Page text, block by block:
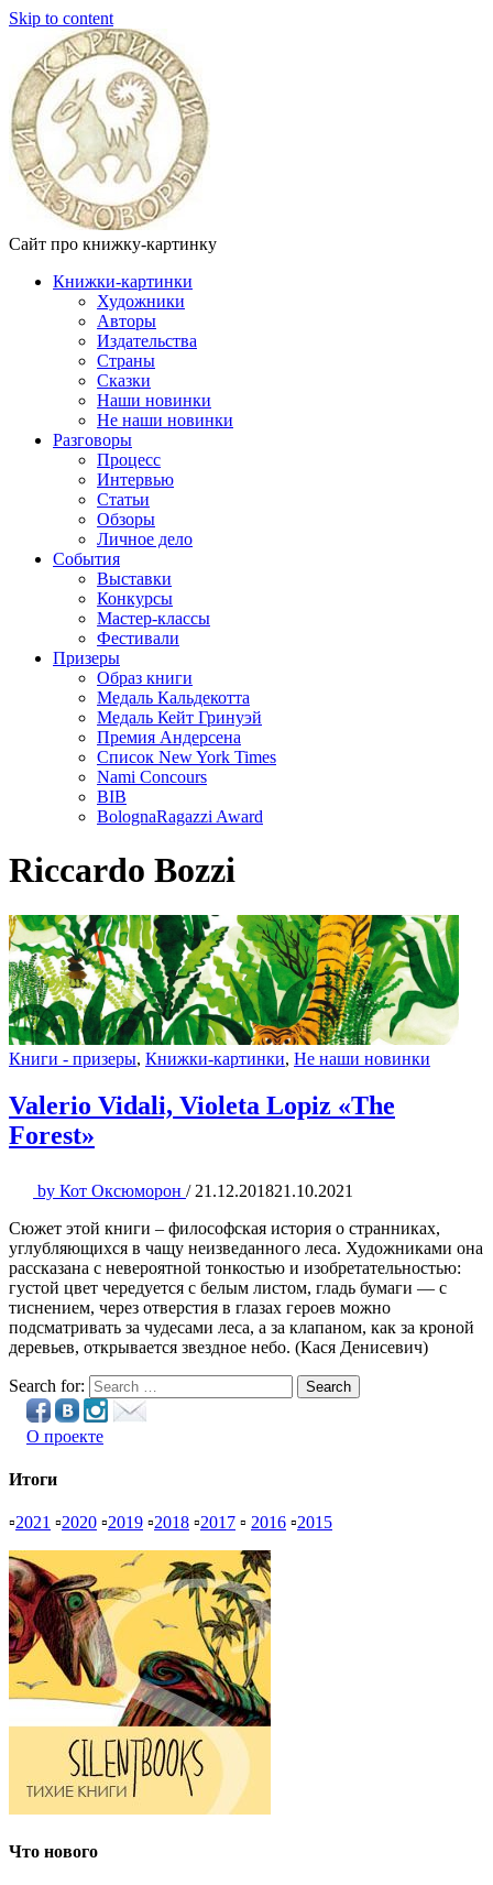
Skip to content
Сайт про книжку-картинку
Книжки-картинки
Художники
Авторы
Издательства
Страны
Сказки
Наши новинки
Не наши новинки
Разговоры
Процесс
Интервью
Статьи
Обзоры
Личное дело
События
Выставки
Конкурсы
Мастер-классы
Фестивали
Призеры
Образ книги
Медаль Кальдекотта
Медаль Кейт Гринуэй
Премия Андерсена
Список New York Times
Nami Concours
BIB
BolognaRagazzi Award
Riccardo Bozzi
Книги - призеры, Книжки-картинки, Не наши новинки
Valerio Vidali, Violeta Lopiz «The
Forest»
by Кот Оксюморон / 21.12.201821.10.2021
Сюжет этой книги – философская история о странниках,
углубляющихся в чащу неизведанного леса. Художниками она
рассказана с невероятной тонкостью и изобретательностью:
густой цвет чередуется с белым листом, гладь бумаги — с
тиснением, через отверстия в глазах героев можно
подсматривать за чудесами леса, а за клапаном, как за кроной
деревьев, открывается звездное небо. (Кася Денисевич)
Search for: Search
О проекте
Итоги
▫2021 ▫2020 ▫2019 ▫2018 ▫2017 ▫ 2016 ▫2015
Что нового